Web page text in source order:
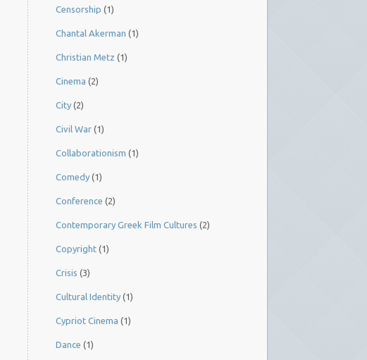
Censorship (1)
Chantal Akerman (1)
Christian Metz (1)
Cinema (2)
City (2)
Civil War (1)
Collaborationism (1)
Comedy (1)
Conference (2)
Contemporary Greek Film Cultures (2)
Copyright (1)
Crisis (3)
Cultural Identity (1)
Cypriot Cinema (1)
Dance (1)